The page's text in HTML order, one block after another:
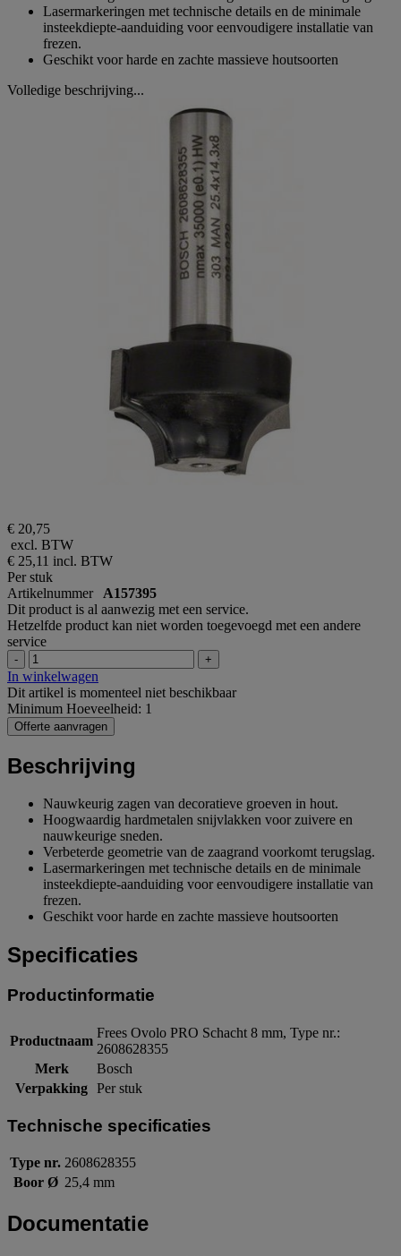
Lasermarkeringen met technische details en de minimale
insteekdiepte-aanduiding voor eenvoudigere installatie van
frezen.
Geschikt voor harde en zachte massieve houtsoorten
Volledige beschrijving...
€ 20,75
excl. BTW
€ 25,11 incl. BTW
Per stuk
Artikelnummer A157395
Dit product is al aanwezig met een service.
Hetzelfde product kan niet worden toegevoegd met een andere
service
- +
In winkelwagen
Dit artikel is momenteel niet beschikbaar
Minimum Hoeveelheid: 1
Offerte aanvragen
Beschrijving
Nauwkeurig zagen van decoratieve groeven in hout.
Hoogwaardig hardmetalen snijvlakken voor zuivere en
nauwkeurige sneden.
Verbeterde geometrie van de zaagrand voorkomt terugslag.
Lasermarkeringen met technische details en de minimale
insteekdiepte-aanduiding voor eenvoudigere installatie van
frezen.
Geschikt voor harde en zachte massieve houtsoorten
Specificaties
Productinformatie
Productnaam
Frees Ovolo PRO Schacht 8 mm, Type nr.:
2608628355
Merk
Bosch
Verpakking Per stuk
Technische specificaties
Type nr. 2608628355
Boor Ø 25,4 mm
Documentatie